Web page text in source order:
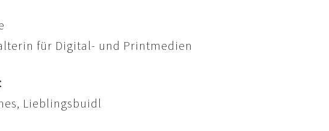
für Digital- und Printmedien
Lieblingsbuidl